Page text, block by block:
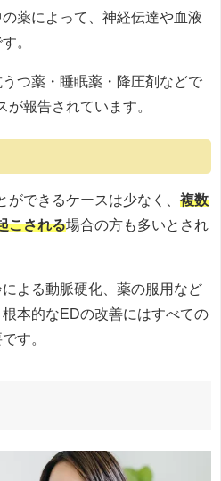
薬によって、神経伝達や血液
。
つ薬・睡眠薬・降圧剤などで
報告されています。
できるケースは少なく、 複数
こされる場合の方も多いとされ
よる動脈硬化、薬の服用など
本的なEDの改善にはすべての
す。